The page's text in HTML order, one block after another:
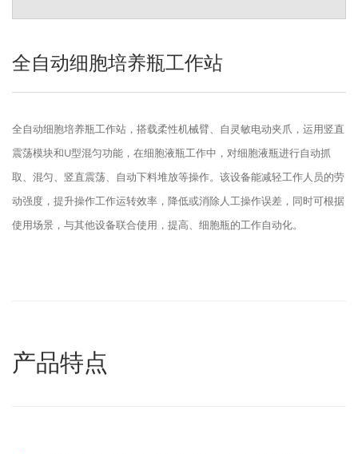
全自动细胞培养瓶工作站
全自动细胞培养瓶工作站，搭载柔性机械臂、自灵敏电动夹爪，运用竖直
震荡模块和U型混匀功能，在细胞液瓶工作中，对细胞液瓶进行自动抓
取、混匀、竖直震荡、自动下料堆放等操作。该设备能减轻工作人员的劳
动强度，提升操作工作运转效率，降低或消除人工操作误差，同时可根据
使用场景，与其他设备联合使用，提高、细胞瓶的工作自动化。
产品特点